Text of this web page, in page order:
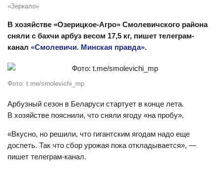
«Зеркало»
В хозяйстве «Озерицкое-Агро» Смолевичского района
сняли с бахчи арбуз весом 17,5 кг, пишет телеграм-
канал «Смолевичи. Минская правда».
Фото: t.me/smolevichi_mp
Арбузный сезон в Беларуси стартует в конце лета.
В хозяйстве пояснили, что сняли ягоду «на пробу».
«Вкусно, но решили, что гигантским ягодам надо еще
доспеть. Так что сбор урожая пока откладывается», —
пишет телеграм-канал.